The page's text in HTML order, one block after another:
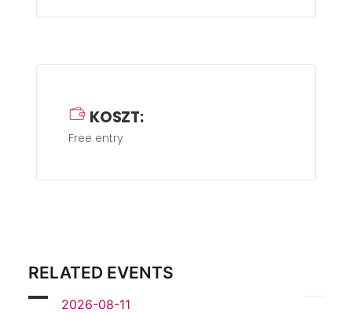
KOSZT:
Free entry
RELATED EVENTS
2026-08-11